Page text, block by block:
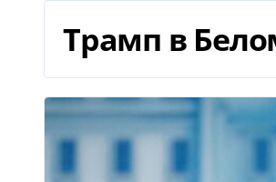
Трамп в